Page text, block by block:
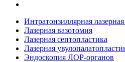
Интратонзиллярная
Лазерная вазотомия
Лазерная септопластика
Лазерная
Эндоскопия ЛОР-органов